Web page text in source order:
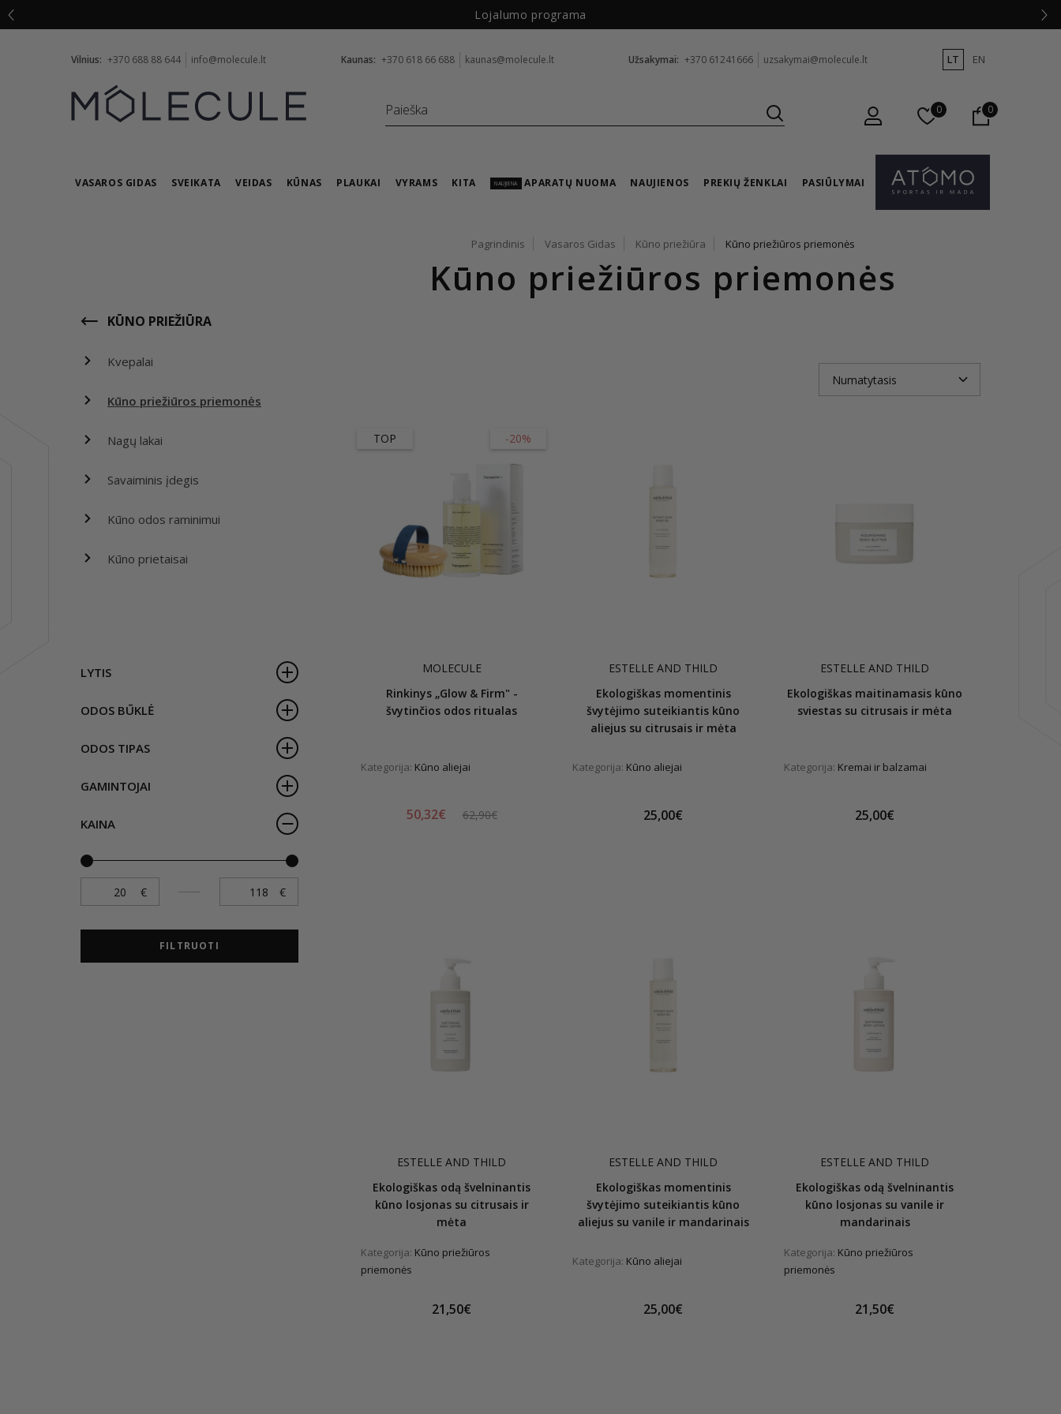
Lojalumo programa
Vilnius: +370 688 88 644 info@molecule.lt Kaunas: +370 618 66 688 kaunas@molecule.lt Užsakymai: +370 61241666 uzsakymai@molecule.lt LT EN
0 0
VASAROS GIDAS SVEIKATA VEIDAS KŪNAS PLAUKAI VYRAMS KITA NAUJIENA APARATŲ NUOMA NAUJIENOS PREKIŲ ŽENKLAI PASIŪLYMAI
KŪNO PRIEŽIŪRA
Kvepalai
Kūno priežiūros priemonės
Nagų lakai
Savaiminis įdegis
Kūno odos raminimui
Kūno prietaisai
LYTIS
ODOS BŪKLĖ
ODOS TIPAS
GAMINTOJAI
KAINA
FILTRUOTI
Pagrindinis Vasaros Gidas Kūno priežiūra Kūno priežiūros priemonės
Kūno priežiūros priemonės
-20%
TOP
MOLECULE
Rinkinys „Glow & Firm" -
švytinčios odos ritualas
Kategorija: Kūno aliejai
50,32€ 62,90€
ESTELLE AND THILD
Ekologiškas momentinis
švytėjimo suteikiantis kūno
aliejus su citrusais ir mėta
Kategorija: Kūno aliejai
25,00€
ESTELLE AND THILD
Ekologiškas maitinamasis kūno
sviestas su citrusais ir mėta
Kategorija: Kremai ir balzamai
25,00€
ESTELLE AND THILD
Ekologiškas odą švelninantis
kūno losjonas su citrusais ir
mėta
Kategorija: Kūno priežiūros
priemonės
21,50€
ESTELLE AND THILD
Ekologiškas momentinis
švytėjimo suteikiantis kūno
aliejus su vanile ir mandarinais
Kategorija: Kūno aliejai
25,00€
ESTELLE AND THILD
Ekologiškas odą švelninantis
kūno losjonas su vanile ir
mandarinais
Kategorija: Kūno priežiūros
priemonės
21,50€